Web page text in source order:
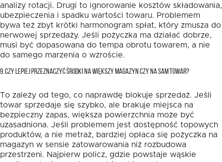
analizy rotacji. Drugi to ignorowanie kosztów składowania,
ubezpieczenia i spadku wartości towaru. Problemem
bywa też zbyt krótki harmonogram spłat, który zmusza do
nerwowej sprzedaży. Jeśli pożyczka ma działać dobrze,
musi być dopasowana do tempa obrotu towarem, a nie
do samego marzenia o wzroście.
9. CZY LEPIEJ PRZEZNACZYĆ ŚRODKI NA WIĘKSZY MAGAZYN CZY NA SAM TOWAR?
To zależy od tego, co naprawdę blokuje sprzedaż. Jeśli
towar sprzedaje się szybko, ale brakuje miejsca na
bezpieczny zapas, większa powierzchnia może być
uzasadniona. Jeśli problemem jest dostępność topowych
produktów, a nie metraż, bardziej opłaca się pożyczka na
magazyn w sensie zatowarowania niż rozbudowa
przestrzeni. Najpierw policz, gdzie powstaje wąskie